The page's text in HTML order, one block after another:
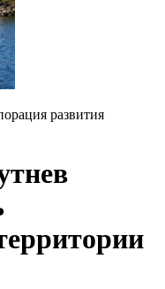
развития